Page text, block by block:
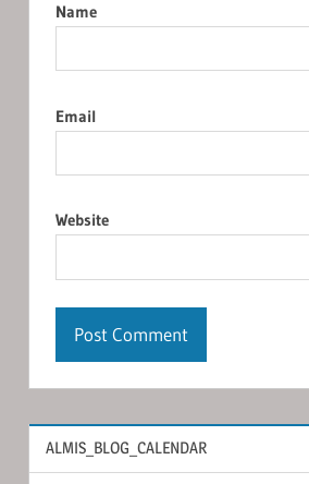
Name
Email
Website
ALMIS_BLOG_CALENDAR